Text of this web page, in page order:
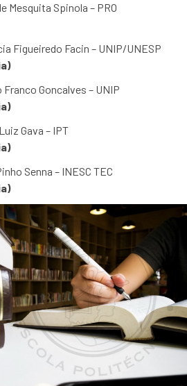
Mesquita Spinola – PRO
Figueiredo Facin – UNIP/UNESP
Franco Goncalves – UNIP
Gava – IPT
Senna – INESC TEC